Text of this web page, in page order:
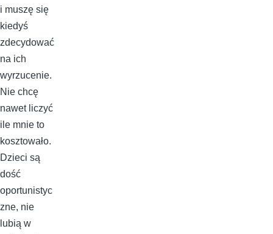
i muszę się
kiedyś
zdecydować
na ich
wyrzucenie.
Nie chcę
nawet liczyć
ile mnie to
kosztowało.
Dzieci są
dość
oportunistyc
zne, nie
lubią w